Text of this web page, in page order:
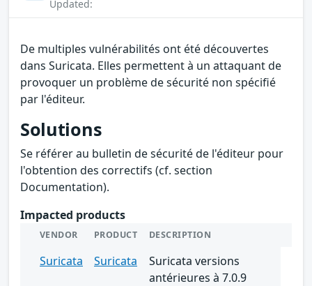
Updated:
De multiples vulnérabilités ont été découvertes
dans Suricata. Elles permettent à un attaquant de
provoquer un problème de sécurité non spécifié
par l'éditeur.
Solutions
Se référer au bulletin de sécurité de l'éditeur pour
l'obtention des correctifs (cf. section
Documentation).
Impacted products
VENDOR PRODUCT DESCRIPTION
Suricata Suricata
Suricata versions
antérieures à 7.0.9